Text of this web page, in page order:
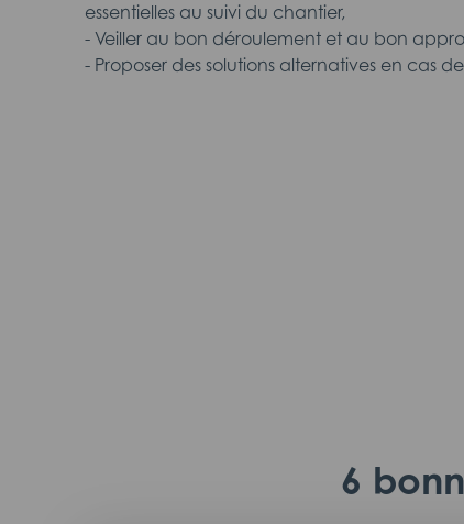
essentielles au suivi du chantier,
- Veiller au bon déroulement et au bon
- Proposer des solutions alternatives en cas
6